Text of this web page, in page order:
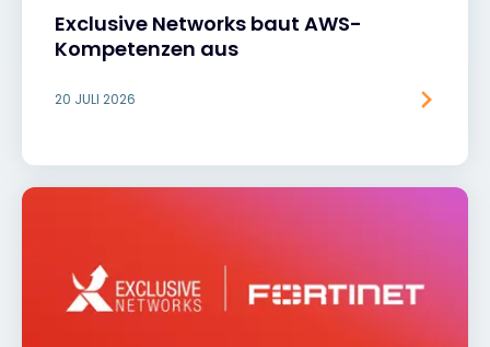
Exclusive Networks baut AWS-
Kompetenzen aus
20 JULI 2026